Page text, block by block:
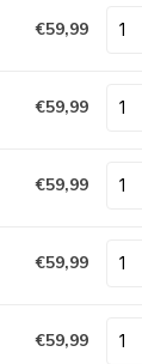
€59,99
€59,99
€59,99
€59,99
€59,99